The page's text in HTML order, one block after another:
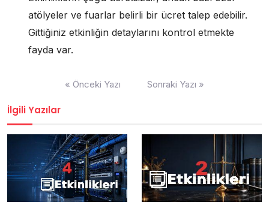
atölyeler ve fuarlar belirli bir ücret talep edebilir.
Gittiğiniz etkinliğin detaylarını kontrol etmekte
fayda var.
« Önceki Yazı Sonraki Yazı »
İlgili Yazılar